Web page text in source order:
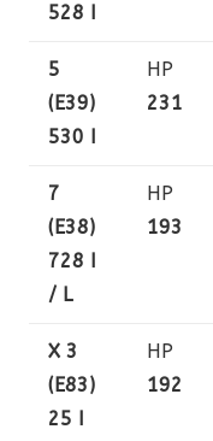
528 I
5
(E39)
530 I
HP
231
7
(E38)
728 I
/ L
HP
193
X 3
(E83)
25 I
HP
192